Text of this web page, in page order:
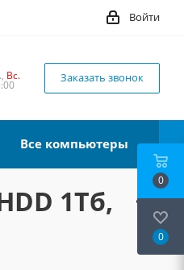
Войти
Вс. Заказать звонок
Все компьютеры
1Тб,
0
0